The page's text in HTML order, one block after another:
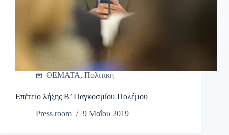
ΘΕΜΑΤΑ, Πολιτική
Επέτειο λήξης Β’ Παγκοσμίου Πολέμου
Press room
9 Μαΐου 2019